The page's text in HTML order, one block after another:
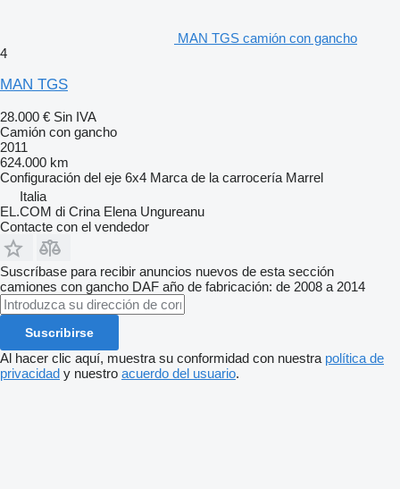
MAN TGS camión con gancho
4
MAN TGS
28.000 € Sin IVA
Camión con gancho
2011
624.000 km
Configuración del eje 6x4 Marca de la carrocería Marrel
Italia
EL.COM di Crina Elena Ungureanu
Contacte con el vendedor
Suscríbase para recibir anuncios nuevos de esta sección
camiones con gancho DAF año de fabricación: de 2008 a 2014
Suscribirse
Al hacer clic aquí, muestra su conformidad con nuestra política de
privacidad y nuestro acuerdo del usuario.